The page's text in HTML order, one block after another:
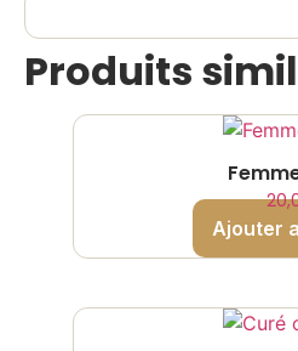
Produits
Ajouter